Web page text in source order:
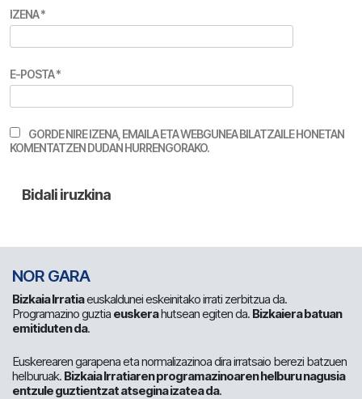
IZENA*
E-POSTA*
GORDE NIRE IZENA, EMAILA ETA WEBGUNEA BILATZAILE HONETAN
KOMENTATZEN DUDAN HURRENGORAKO.
NOR GARA
Bizkaia Irratiaeuskaldunei eskeinitako irrati zerbitzua da.
Programazino guztia euskerahutsean egiten da. Bizkaiera batuan
emitiduten da.
Euskerearen garapena eta normalizazinoa dira irratsaio berezi batzuen
helburuak. Bizkaia Irratiaren programazinoaren helburu nagusia
entzule guztientzat atsegina izatea da.